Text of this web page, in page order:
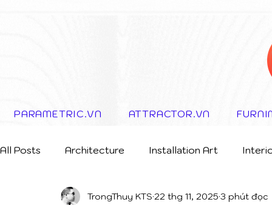
PARAMETRIC.VN ATTRACTOR.VN
All Posts Architecture Installation Art
Storytelling Concept
TrongThuy KTS 22 thg 11, 2025 3 phút đọc